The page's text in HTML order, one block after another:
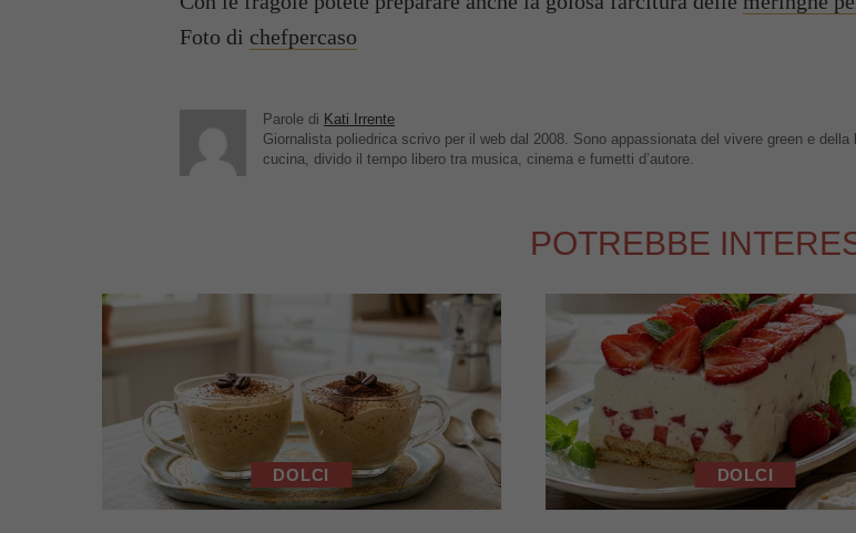
Foto di chefpercaso
Parole di Kati Irrente
Giornalista poliedrica scrivo per il web dal 2008. Sono appassionata del vivere green e della
cucina, divido il tempo libero tra musica, cinema e fumetti d’autore.
POTREBBE
DOLCI DOLCI